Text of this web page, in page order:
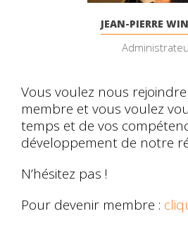
JEAN-PIERRE
Vous voulez nous
membre et vous voulez
temps et de vos
développement de notre
N’hésitez pas !
Pour devenir membre :